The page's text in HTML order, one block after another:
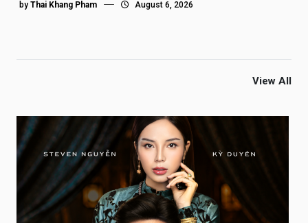
by Thai Khang Pham August 6, 2026
View All